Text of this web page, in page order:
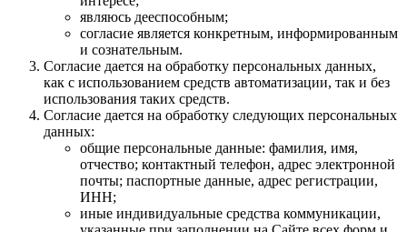
являюсь дееспособным;
согласие является конкретным, информированным
и сознательным.
Согласие дается на обработку персональных данных,
как с использованием средств автоматизации, так и без
использования таких средств.
Согласие дается на обработку следующих персональных
данных:
общие персональные данные: фамилия, имя,
отчество; контактный телефон, адрес электронной
почты; паспортные данные, адрес регистрации,
ИНН;
иные индивидуальные средства коммуникации,